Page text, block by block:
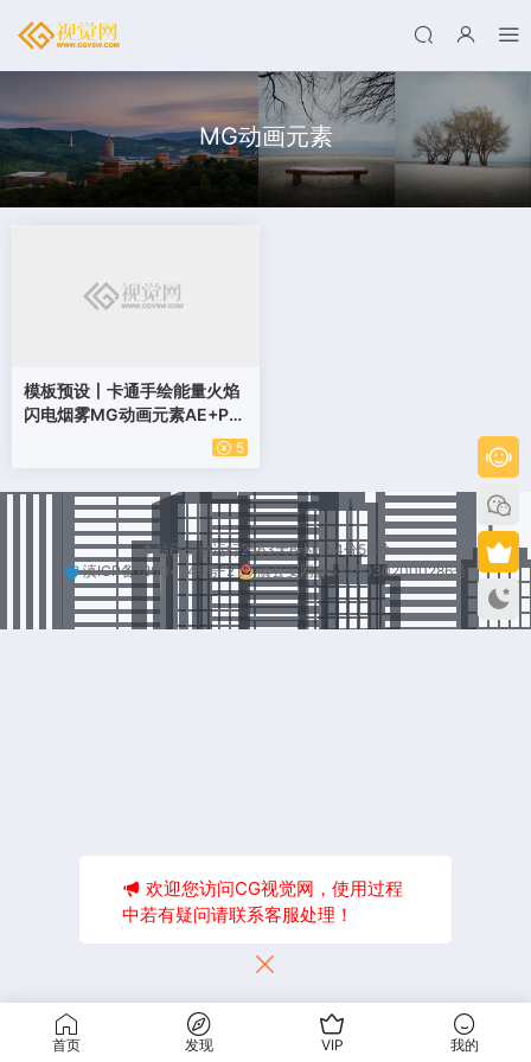
MG动画元素
模板预设丨卡通手绘能量火焰
闪电烟雾MG动画元素AE+Pre
5
本站已安全运行2563天6小时54分50秒
滇ICP备18004245号-2
滇公安网备53250302000286号
首页 发现 VIP 我的
欢迎您访问CG视觉网，使用过程
中若有疑问请联系客服处理！